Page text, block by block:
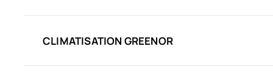
CLIMATISATION GREENOR